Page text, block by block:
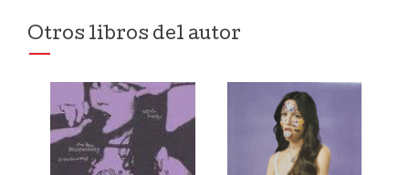
Otros libros del autor